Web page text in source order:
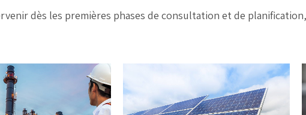
dès les premières phases de consultation et de